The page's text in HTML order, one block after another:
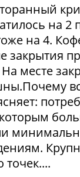
на
на 4.
закрытия
месте
точек....